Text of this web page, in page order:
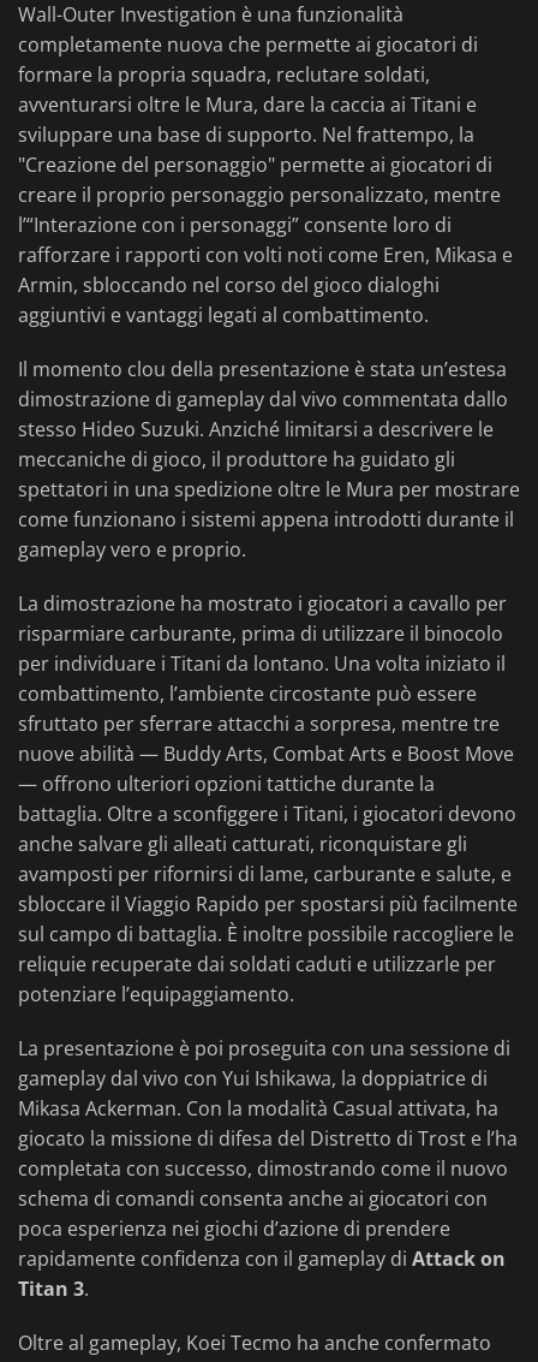
Wall-Outer Investigation è una funzionalità
completamente nuova che permette ai giocatori di
formare la propria squadra, reclutare soldati,
avventurarsi oltre le Mura, dare la caccia ai Titani e
sviluppare una base di supporto. Nel frattempo, la
"Creazione del personaggio" permette ai giocatori di
creare il proprio personaggio personalizzato, mentre
l’“Interazione con i personaggi” consente loro di
rafforzare i rapporti con volti noti come Eren, Mikasa e
Armin, sbloccando nel corso del gioco dialoghi
aggiuntivi e vantaggi legati al combattimento.
Il momento clou della presentazione è stata un’estesa
dimostrazione di gameplay dal vivo commentata dallo
stesso Hideo Suzuki. Anziché limitarsi a descrivere le
meccaniche di gioco, il produttore ha guidato gli
spettatori in una spedizione oltre le Mura per mostrare
come funzionano i sistemi appena introdotti durante il
gameplay vero e proprio.
La dimostrazione ha mostrato i giocatori a cavallo per
risparmiare carburante, prima di utilizzare il binocolo
per individuare i Titani da lontano. Una volta iniziato il
combattimento, l’ambiente circostante può essere
sfruttato per sferrare attacchi a sorpresa, mentre tre
nuove abilità — Buddy Arts, Combat Arts e Boost Move
— offrono ulteriori opzioni tattiche durante la
battaglia. Oltre a sconfiggere i Titani, i giocatori devono
anche salvare gli alleati catturati, riconquistare gli
avamposti per rifornirsi di lame, carburante e salute, e
sbloccare il Viaggio Rapido per spostarsi più facilmente
sul campo di battaglia. È inoltre possibile raccogliere le
reliquie recuperate dai soldati caduti e utilizzarle per
potenziare l’equipaggiamento.
La presentazione è poi proseguita con una sessione di
gameplay dal vivo con Yui Ishikawa, la doppiatrice di
Mikasa Ackerman. Con la modalità Casual attivata, ha
giocato la missione di difesa del Distretto di Trost e l’ha
completata con successo, dimostrando come il nuovo
schema di comandi consenta anche ai giocatori con
poca esperienza nei giochi d’azione di prendere
rapidamente confidenza con il gameplay di Attack on
Titan 3.
Oltre al gameplay, Koei Tecmo ha anche confermato